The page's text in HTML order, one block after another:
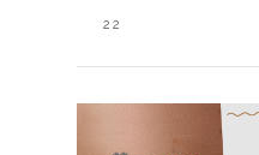
22